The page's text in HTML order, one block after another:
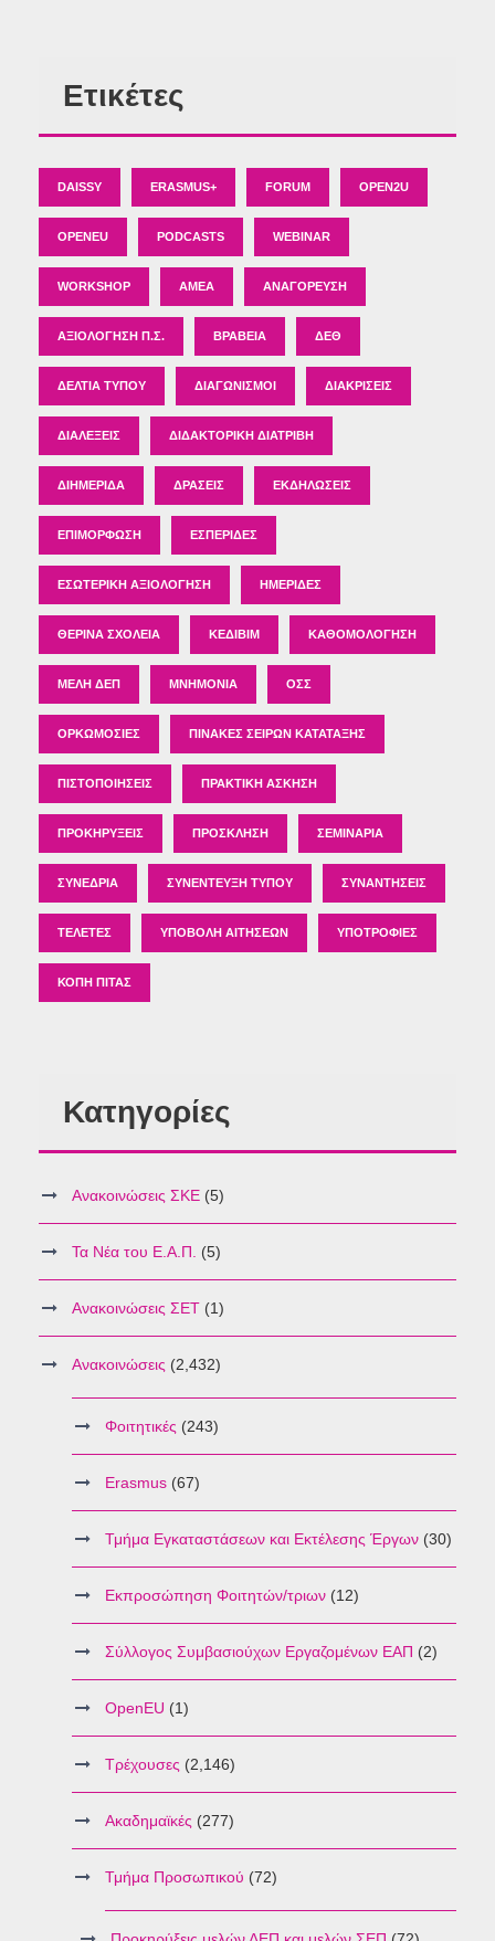
Ετικέτες
DAISSY ERASMUS+ FORUM OPEN2U
OPENEU PODCASTS WEBINAR
WORKSHOP ΑΜΕΑ ΑΝΑΓΌΡΕΥΣΗ
ΑΞΙΟΛΌΓΗΣΗ Π.Σ. ΒΡΑΒΕΊΑ ΔΕΘ
ΔΕΛΤΊΑ ΤΎΠΟΥ ΔΙΑΓΩΝΙΣΜΟΊ ΔΙΑΚΡΊΣΕΙΣ
ΔΙΑΛΈΞΕΙΣ ΔΙΔΑΚΤΟΡΙΚΉ ΔΙΑΤΡΙΒΉ
ΔΙΗΜΕΡΊΔΑ ΔΡΆΣΕΙΣ ΕΚΔΗΛΏΣΕΙΣ
ΕΠΙΜΌΡΦΩΣΗ ΕΣΠΕΡΊΔΕΣ
ΕΣΩΤΕΡΙΚΉ ΑΞΙΟΛΌΓΗΣΗ ΗΜΕΡΊΔΕΣ
ΘΕΡΙΝΆ ΣΧΟΛΕΊΑ ΚΕΔΙΒΙΜ ΚΑΘΟΜΟΛΌΓΗΣΗ
ΜΈΛΗ ΔΕΠ ΜΝΗΜΌΝΙΑ ΟΣΣ
ΟΡΚΩΜΟΣΊΕΣ ΠΊΝΑΚΕΣ ΣΕΙΡΏΝ ΚΑΤΆΤΑΞΗΣ
ΠΙΣΤΟΠΟΙΉΣΕΙΣ ΠΡΑΚΤΙΚΉ ΆΣΚΗΣΗ
ΠΡΟΚΗΡΎΞΕΙΣ ΠΡΌΣΚΛΗΣΗ ΣΕΜΙΝΆΡΙΑ
ΣΥΝΈΔΡΙΑ ΣΥΝΈΝΤΕΥΞΗ ΤΎΠΟΥ ΣΥΝΑΝΤΉΣΕΙΣ
ΤΕΛΕΤΈΣ ΥΠΟΒΟΛΉ ΑΙΤΉΣΕΩΝ ΥΠΟΤΡΟΦΊΕΣ
ΚΟΠΉ ΠΊΤΑΣ
Κατηγορίες
Ανακοινώσεις ΣΚΕ (5)
Τα Νέα του Ε.Α.Π. (5)
Ανακοινώσεις ΣΕΤ (1)
Ανακοινώσεις (2,432)
Φοιτητικές (243)
Erasmus (67)
Τμήμα Εγκαταστάσεων και Εκτέλεσης Έργων (30)
Εκπροσώπηση Φοιτητών/τριων (12)
Σύλλογος Συμβασιούχων Εργαζομένων ΕΑΠ (2)
OpenEU (1)
Τρέχουσες (2,146)
Ακαδημαϊκές (277)
Τμήμα Προσωπικού (72)